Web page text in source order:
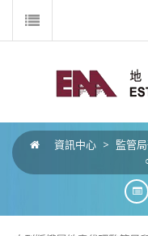
資訊中心 > 監管